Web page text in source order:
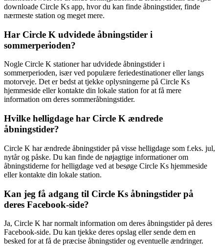
downloade Circle Ks app, hvor du kan finde åbningstider, finde
nærmeste station og meget mere.
Har Circle K udvidede åbningstider i
sommerperioden?
Nogle Circle K stationer har udvidede åbningstider i
sommerperioden, især ved populære feriedestinationer eller langs
motorveje. Det er bedst at tjekke oplysningerne på Circle Ks
hjemmeside eller kontakte din lokale station for at få mere
information om deres sommeråbningstider.
Hvilke helligdage har Circle K ændrede
åbningstider?
Circle K har ændrede åbningstider på visse helligdage som f.eks. jul,
nytår og påske. Du kan finde de nøjagtige informationer om
åbningstiderne for helligdage ved at besøge Circle Ks hjemmeside
eller kontakte din lokale station.
Kan jeg få adgang til Circle Ks åbningstider på
deres Facebook-side?
Ja, Circle K har normalt information om deres åbningstider på deres
Facebook-side. Du kan tjekke deres opslag eller sende dem en
besked for at få de præcise åbningstider og eventuelle ændringer.